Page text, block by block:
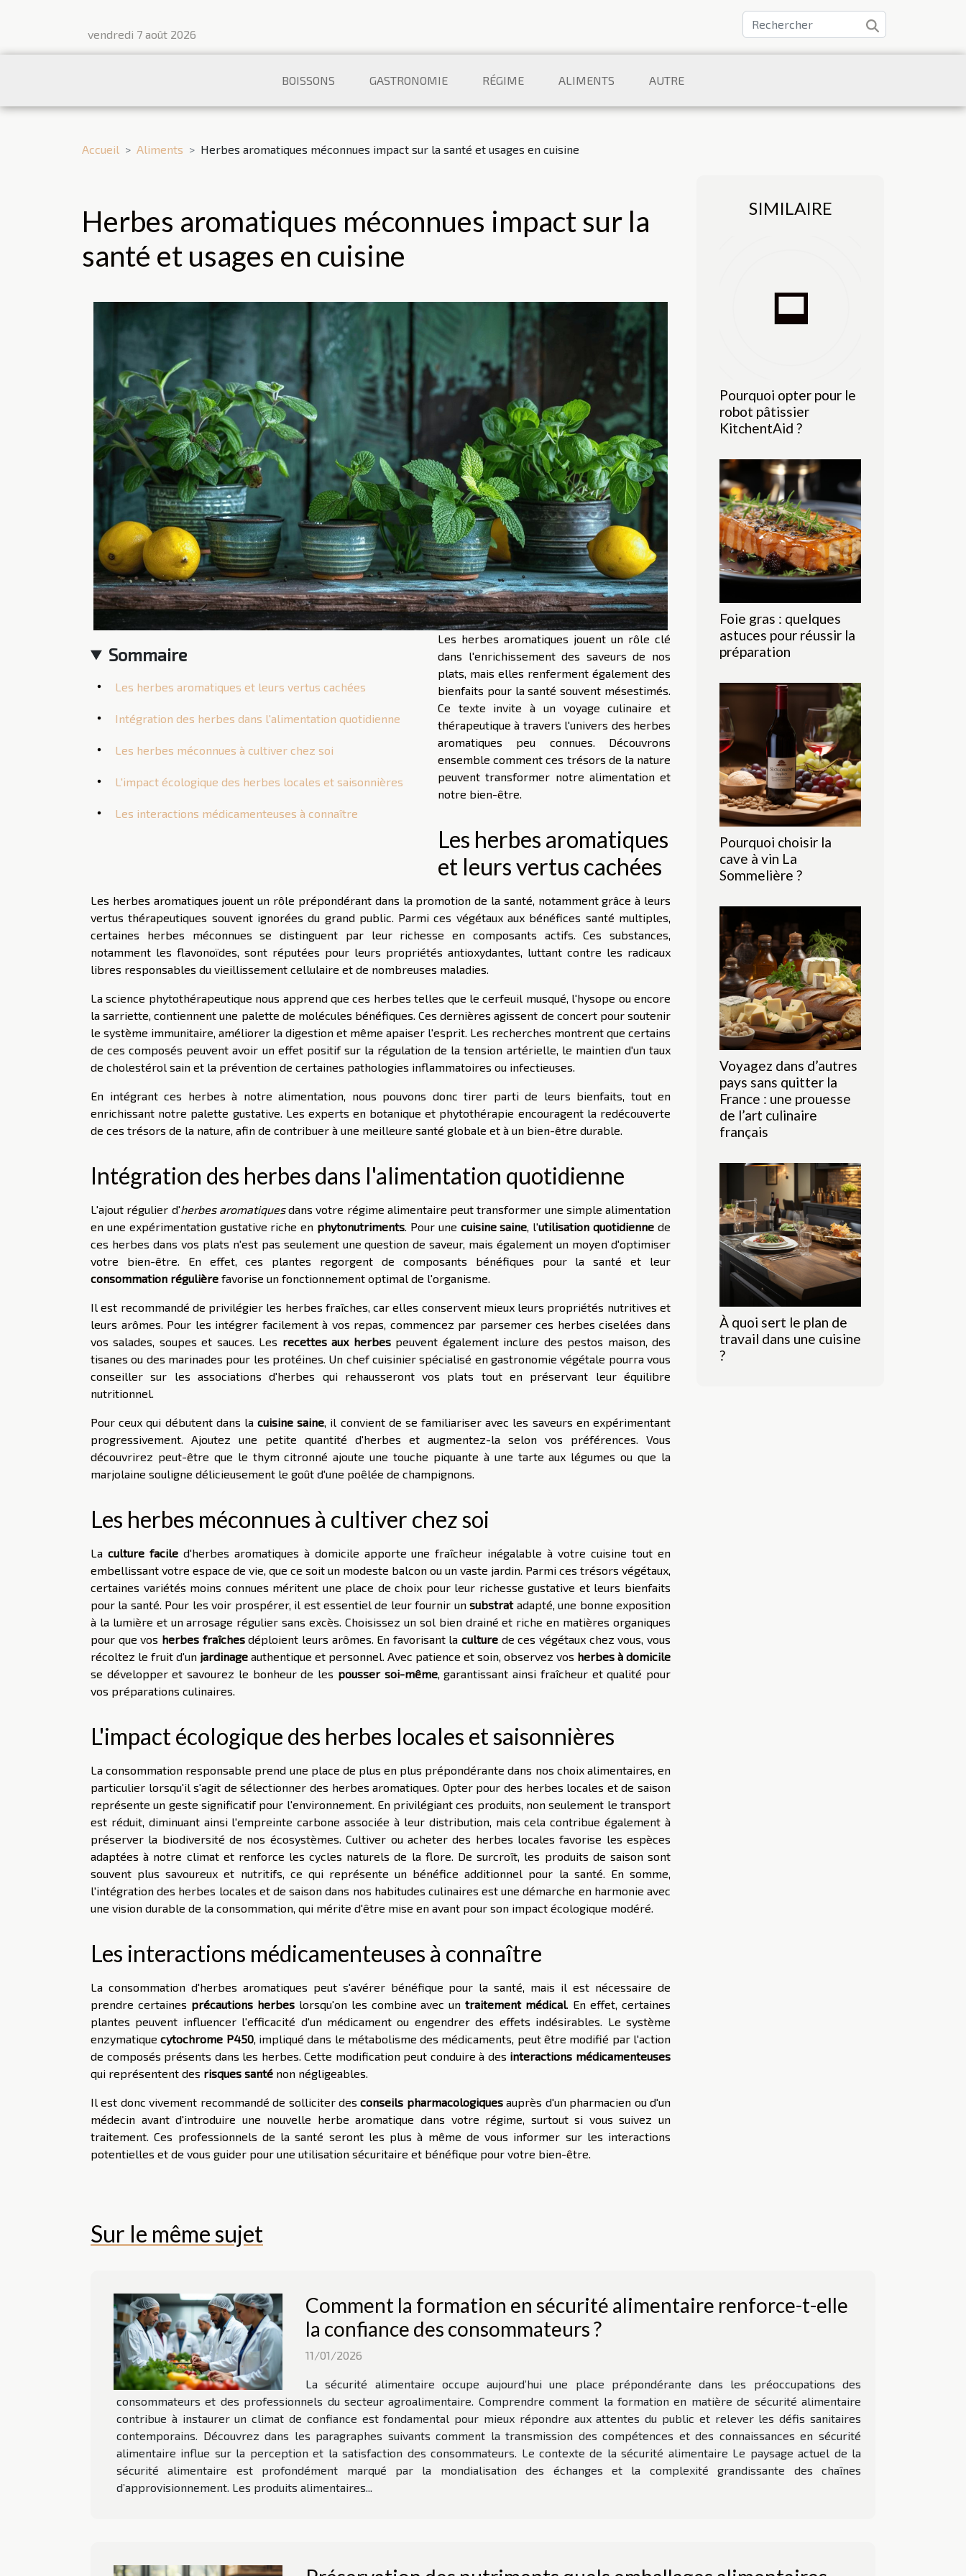
vendredi 7 août 2026
BOISSONS GASTRONOMIE RÉGIME ALIMENTS AUTRE
Accueil Aliments Herbes aromatiques méconnues impact sur la santé et usages en cuisine
Herbes aromatiques méconnues impact sur la
santé et usages en cuisine
Sommaire
Les herbes aromatiques et leurs vertus cachées
Intégration des herbes dans l'alimentation quotidienne
Les herbes méconnues à cultiver chez soi
L'impact écologique des herbes locales et saisonnières
Les interactions médicamenteuses à connaître
Les herbes aromatiques jouent un rôle clé
dans l'enrichissement des saveurs de nos
plats, mais elles renferment également des
bienfaits pour la santé souvent mésestimés.
Ce texte invite à un voyage culinaire et
thérapeutique à travers l'univers des herbes
aromatiques peu connues. Découvrons
ensemble comment ces trésors de la nature
peuvent transformer notre alimentation et
notre bien-être.
Les herbes aromatiques
et leurs vertus cachées
Les herbes aromatiques jouent un rôle prépondérant dans la promotion de la santé, notamment grâce à leurs
vertus thérapeutiques souvent ignorées du grand public. Parmi ces végétaux aux bénéfices santé multiples,
certaines herbes méconnues se distinguent par leur richesse en composants actifs. Ces substances,
notamment les flavonoïdes, sont réputées pour leurs propriétés antioxydantes, luttant contre les radicaux
libres responsables du vieillissement cellulaire et de nombreuses maladies.
La science phytothérapeutique nous apprend que ces herbes telles que le cerfeuil musqué, l'hysope ou encore
la sarriette, contiennent une palette de molécules bénéfiques. Ces dernières agissent de concert pour soutenir
le système immunitaire, améliorer la digestion et même apaiser l'esprit. Les recherches montrent que certains
de ces composés peuvent avoir un effet positif sur la régulation de la tension artérielle, le maintien d'un taux
de cholestérol sain et la prévention de certaines pathologies inflammatoires ou infectieuses.
En intégrant ces herbes à notre alimentation, nous pouvons donc tirer parti de leurs bienfaits, tout en
enrichissant notre palette gustative. Les experts en botanique et phytothérapie encouragent la redécouverte
de ces trésors de la nature, afin de contribuer à une meilleure santé globale et à un bien-être durable.
Intégration des herbes dans l'alimentation quotidienne
L'ajout régulier d'herbes aromatiquesdans votre régime alimentaire peut transformer une simple alimentation
en une expérimentation gustative riche en phytonutriments . Pour une cuisine saine , l'utilisation quotidienne de
ces herbes dans vos plats n'est pas seulement une question de saveur, mais également un moyen d'optimiser
votre bien-être. En effet, ces plantes regorgent de composants bénéfiques pour la santé et leur
consommation régulière favorise un fonctionnement optimal de l'organisme.
Il est recommandé de privilégier les herbes fraîches, car elles conservent mieux leurs propriétés nutritives et
leurs arômes. Pour les intégrer facilement à vos repas, commencez par parsemer ces herbes ciselées dans
vos salades, soupes et sauces. Les recettes aux herbespeuvent également inclure des pestos maison, des
tisanes ou des marinades pour les protéines. Un chef cuisinier spécialisé en gastronomie végétale pourra vous
conseiller sur les associations d'herbes qui rehausseront vos plats tout en préservant leur équilibre
nutritionnel.
Pour ceux qui débutent dans lacuisine saine , il convient de se familiariser avec les saveurs en expérimentant
progressivement. Ajoutez une petite quantité d'herbes et augmentez-la selon vos préférences. Vous
découvrirez peut-être que le thym citronné ajoute une touche piquante à une tarte aux légumes ou que la
marjolaine souligne délicieusement le goût d'une poêlée de champignons.
Les herbes méconnues à cultiver chez soi
La culture faciled'herbes aromatiques à domicile apporte une fraîcheur inégalable à votre cuisine tout en
embellissant votre espace de vie, que ce soit un modeste balcon ou un vaste jardin. Parmi ces trésors végétaux,
certaines variétés moins connues méritent une place de choix pour leur richesse gustative et leurs bienfaits
pour la santé. Pour les voir prospérer, il est essentiel de leur fournir unsubstratadapté, une bonne exposition
à la lumière et un arrosage régulier sans excès. Choisissez un sol bien drainé et riche en matières organiques
pour que vos herbes fraîchesdéploient leurs arômes. En favorisant laculture de ces végétaux chez vous, vous
récoltez le fruit d'un jardinage authentique et personnel. Avec patience et soin, observez vos herbes à domicile
se développer et savourez le bonheur de les pousser soi-même, garantissant ainsi fraîcheur et qualité pour
vos préparations culinaires.
L'impact écologique des herbes locales et saisonnières
La consommation responsable prend une place de plus en plus prépondérante dans nos choix alimentaires, en
particulier lorsqu'il s'agit de sélectionner des herbes aromatiques. Opter pour des herbes locales et de saison
représente un geste significatif pour l'environnement. En privilégiant ces produits, non seulement le transport
est réduit, diminuant ainsi l'empreinte carbone associée à leur distribution, mais cela contribue également à
préserver la biodiversité de nos écosystèmes. Cultiver ou acheter des herbes locales favorise les espèces
adaptées à notre climat et renforce les cycles naturels de la flore. De surcroît, les produits de saison sont
souvent plus savoureux et nutritifs, ce qui représente un bénéfice additionnel pour la santé. En somme,
l'intégration des herbes locales et de saison dans nos habitudes culinaires est une démarche en harmonie avec
une vision durable de la consommation, qui mérite d'être mise en avant pour son impact écologique modéré.
Les interactions médicamenteuses à connaître
La consommation d'herbes aromatiques peut s'avérer bénéfique pour la santé, mais il est nécessaire de
prendre certaines précautions herbeslorsqu'on les combine avec untraitement médical . En effet, certaines
plantes peuvent influencer l'efficacité d'un médicament ou engendrer des effets indésirables. Le système
enzymatiquecytochrome P450, impliqué dans le métabolisme des médicaments, peut être modifié par l'action
de composés présents dans les herbes. Cette modification peut conduire à des interactions médicamenteuses
qui représentent des risques santé non négligeables.
Il est donc vivement recommandé de solliciter desconseils pharmacologiquesauprès d'un pharmacien ou d'un
médecin avant d'introduire une nouvelle herbe aromatique dans votre régime, surtout si vous suivez un
traitement. Ces professionnels de la santé seront les plus à même de vous informer sur les interactions
potentielles et de vous guider pour une utilisation sécuritaire et bénéfique pour votre bien-être.
SIMILAIRE
Pourquoi opter pour le
robot pâtissier
KitchentAid ?
Foie gras : quelques
astuces pour réussir la
préparation
Pourquoi choisir la
cave à vin La
Sommelière ?
Voyagez dans d’autres
pays sans quitter la
France : une prouesse
de l’art culinaire
français
À quoi sert le plan de
travail dans une cuisine
?
Sur le même sujet
Comment la formation en sécurité alimentaire renforce-t-elle
la confiance des consommateurs ?
11/01/2026
La sécurité alimentaire occupe aujourd’hui une place prépondérante dans les préoccupations des
consommateurs et des professionnels du secteur agroalimentaire. Comprendre comment la formation en matière de sécurité alimentaire
contribue à instaurer un climat de confiance est fondamental pour mieux répondre aux attentes du public et relever les défis sanitaires
contemporains. Découvrez dans les paragraphes suivants comment la transmission des compétences et des connaissances en sécurité
alimentaire influe sur la perception et la satisfaction des consommateurs. Le contexte de la sécurité alimentaire Le paysage actuel de la
sécurité alimentaire est profondément marqué par la mondialisation des échanges et la complexité grandissante des chaînes
d’approvisionnement. Les produits alimentaires...